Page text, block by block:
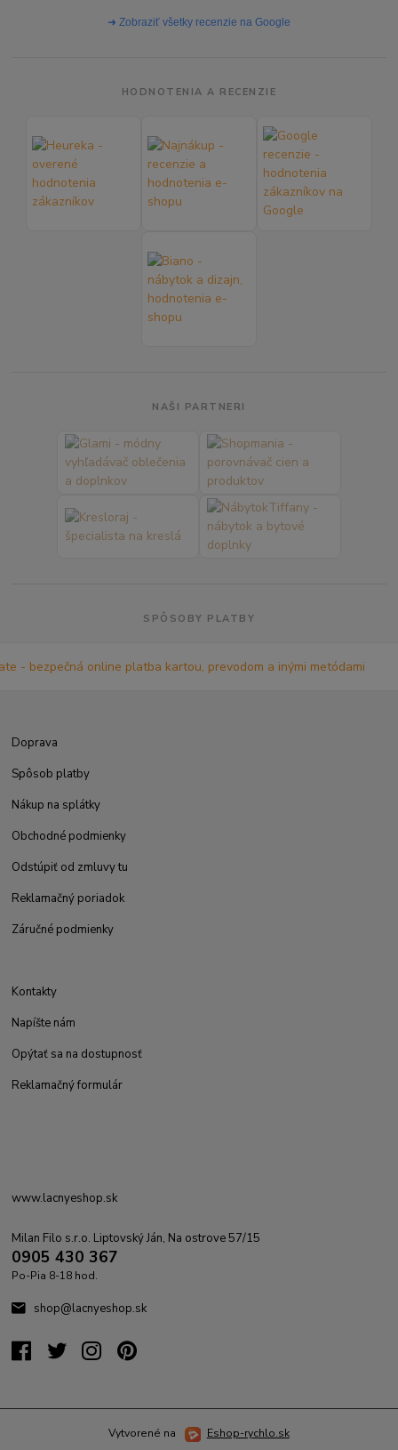
➜ Zobraziť všetky recenzie na Google
HODNOTENIA A RECENZIE
NAŠI PARTNERI
SPÔSOBY PLATBY
Doprava
Spôsob platby
Nákup na splátky
Obchodné podmienky
Odstúpiť od zmluvy tu
Reklamačný poriadok
Záručné podmienky
Kontakty
Napíšte nám
Opýtať sa na dostupnosť
Reklamačný formulár
www.lacnyeshop.sk
Milan Filo s.r.o. Liptovský Ján, Na ostrove 57/15
0905 430 367
Po-Pia 8-18 hod.
shop@lacnyeshop.sk
Vytvorené na Eshop-rychlo.sk